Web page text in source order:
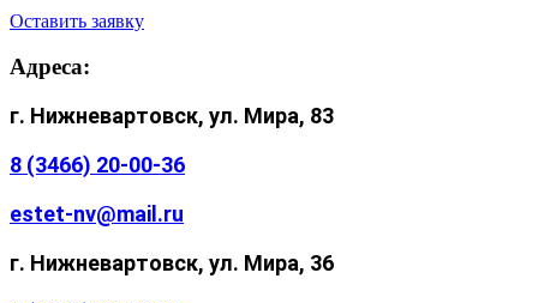
Оставить заявку
Адреса:
г. Нижневартовск, ул. Мира, 83
8 (3466) 20-00-36
estet-nv@mail.ru
г. Нижневартовск, ул. Мира, 36